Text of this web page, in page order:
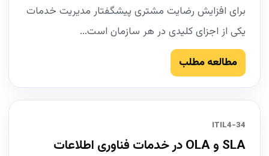
برای افزایش رضایت مشتری پیشگفتار مدیریت خدمات
یکی از اجزای کلیدی در هر سازمان است...
مطالعه مطلب
34-ITIL4
SLA و OLA در خدمات فناوری اطلاعات